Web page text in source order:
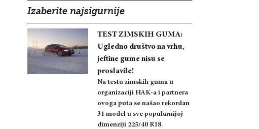
Izaberite najsigurnije
TEST ZIMSKIH GUMA:
Ugledno društvo na vrhu,
jeftine gume nisu se
proslavile!
Na testu zimskih guma u
organizaciji HAK-a i partnera
ovoga puta se našao rekordan
31 model u sve popularnijoj
dimenziji 225/40 R18.